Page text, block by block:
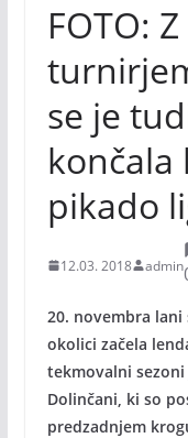
FOTO:
se je
končala
pikado
12.03. 2018 admin
20. novembra
okolici začela
tekmovalni
Dolinčani, ki so
predzadnjem